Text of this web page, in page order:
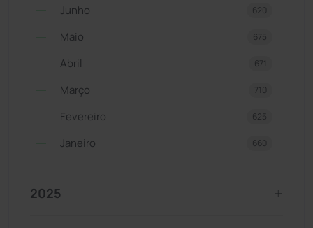
Junho 620
Maio 675
Abril 671
Março 710
Fevereiro 625
Janeiro 660
2025